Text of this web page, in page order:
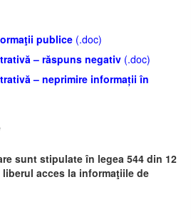
publice (.doc)
– răspuns negativ (.doc)
– neprimire informații în
sunt stipulate în legea 544 din 12
acces la informaţiile de